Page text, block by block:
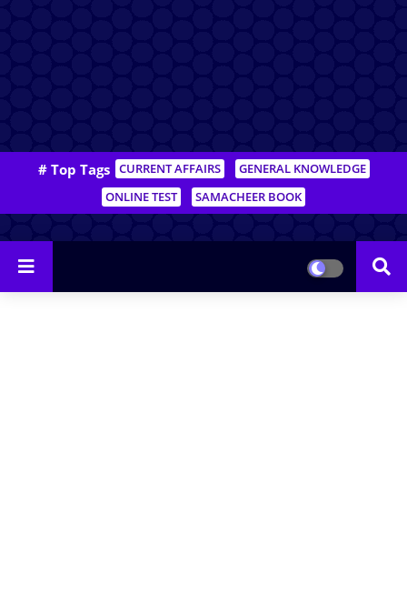
# Top Tags CURRENT AFFAIRS
GENERAL KNOWLEDGE
ONLINE TEST
SAMACHEER BOOK